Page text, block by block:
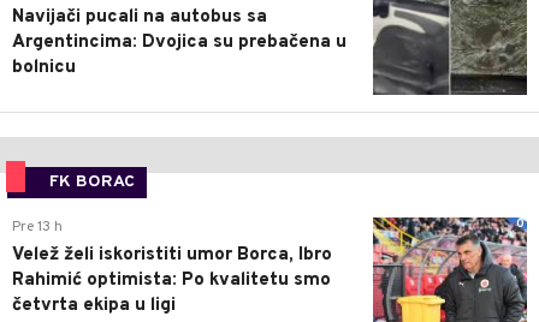
Navijači pucali na autobus sa
Argentincima: Dvojica su prebačena u
bolnicu
FK BORAC
0
Pre 13 h
Velež želi iskoristiti umor Borca, Ibro
Rahimić optimista: Po kvalitetu smo
četvrta ekipa u ligi